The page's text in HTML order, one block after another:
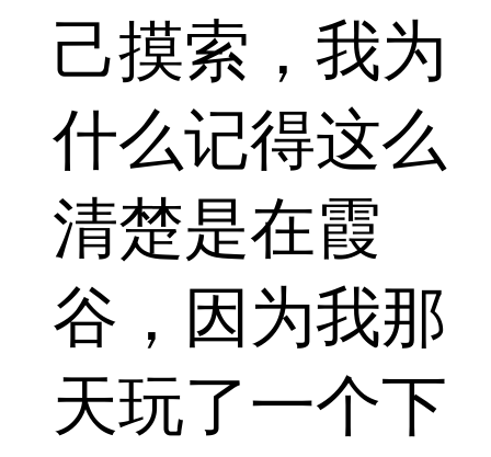
己摸索，我为
什么记得这么
清楚是在霞
谷，因为我那
天玩了一个下